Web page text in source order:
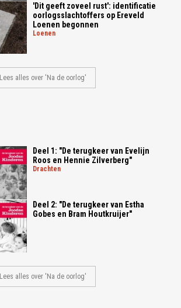
'Dit geeft zoveel rust': identificatie
oorlogsslachtoffers op Ereveld
Loenen begonnen
loenen
Lees alles over 'Na de oorlog'
Deel 1: "De terugkeer van Evelijn
Roos en Hennie Zilverberg"
drachten
Deel 2: "De terugkeer van Estha
Gobes en Bram Houtkruijer"
Lees alles over 'Na de oorlog'